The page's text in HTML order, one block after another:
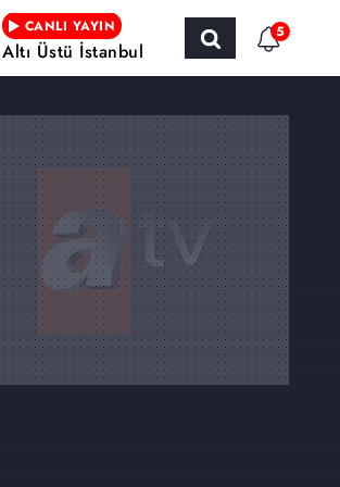
CANLI YAYIN
Altı Üstü İstanbul
5